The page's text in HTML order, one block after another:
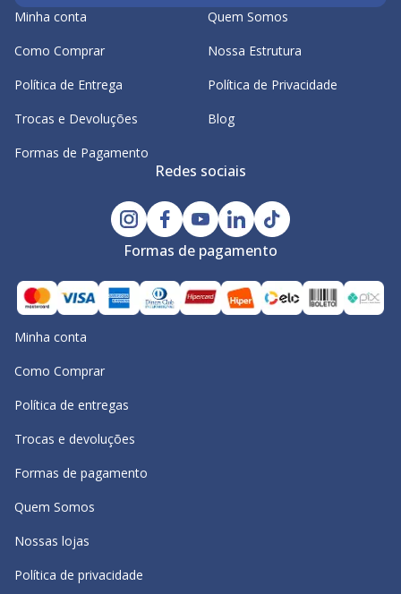
Minha conta
Como Comprar
Política de Entrega
Trocas e Devoluções
Formas de Pagamento
Quem Somos
Nossa Estrutura
Política de Privacidade
Blog
Redes sociais
Formas de pagamento
Minha conta
Como Comprar
Política de entregas
Trocas e devoluções
Formas de pagamento
Quem Somos
Nossas lojas
Política de privacidade